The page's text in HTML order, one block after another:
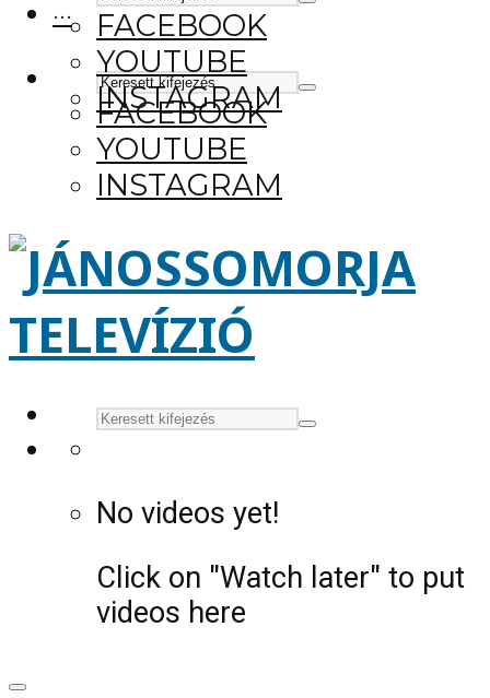
FACEBOOK
YOUTUBE
INSTAGRAM
···
FACEBOOK
YOUTUBE
INSTAGRAM
No videos yet!
Click on "Watch later" to put
videos here